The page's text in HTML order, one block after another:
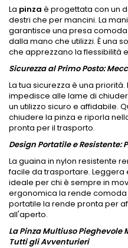
La pinza è progettata con un
destri che per mancini. La
garantisce una presa
dalla mano che utilizzi. È una
che apprezzano la flessibilità
Sicurezza al Primo Posto:
La tua sicurezza è una
impedisce alle lame di
un utilizzo sicuro e affidabile.
chiudere la pinza e riporla
pronta per il trasporto.
Design Portatile e Resistente:
La guaina in nylon resistente
facile da trasportare.
ideale per chi è sempre in
ergonomica la rende
portatile la rende pronta per
all'aperto.
La Pinza Multiuso Pieghevole
Tutti gli Avventurieri